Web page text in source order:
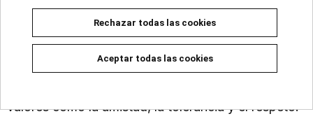
Tras el éxito de «Gatos de cementerio», Juanarete
regresa al género de la fantasía Y Vuelve de la
mano de la ilustradora, Nerea Díez, en una aventura
valores como la amistad, la tolerancia y el respeto.
Rechazar todas las cookies
Aceptar todas las cookies